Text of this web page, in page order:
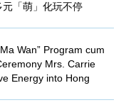
「萌」化玩不停
Wan” Program cum
Mrs. Carrie
Energy into Hong